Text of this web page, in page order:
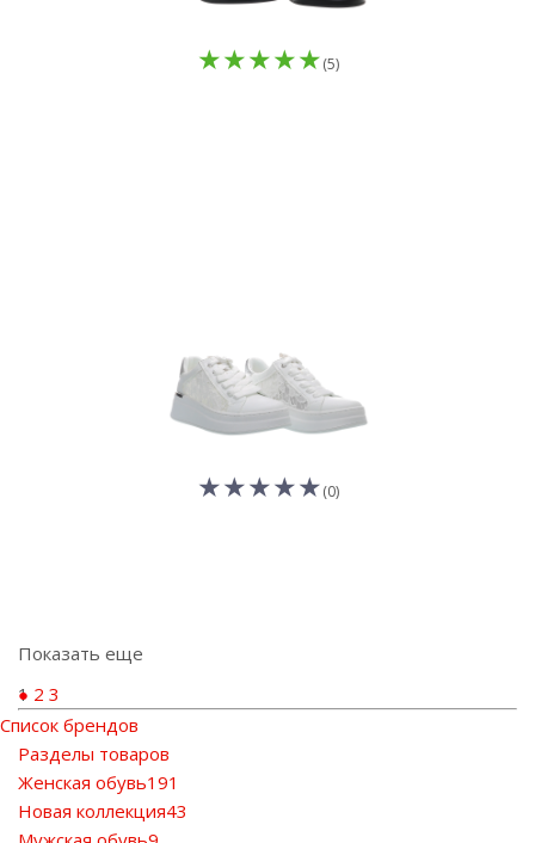
(5)
(0)
Показать еще
1 2 3
Список брендов
Разделы товаров
Женская обувь191
Новая коллекция43